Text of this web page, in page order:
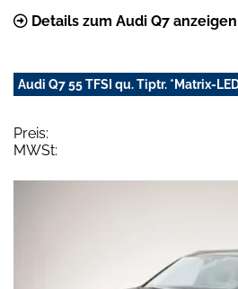
Details zum Audi Q7 anzeigen
Audi Q7 55 TFSI qu. Tiptr. *Matrix-
Preis:
MWSt: